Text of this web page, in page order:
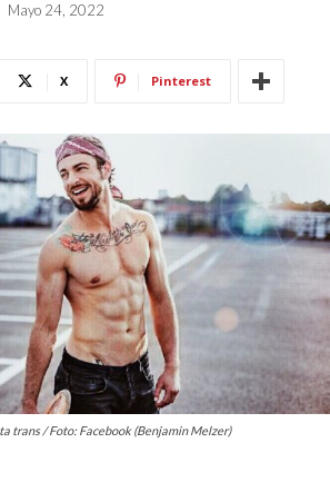
Mayo 24, 2022
X Pinterest
trans / Foto: Facebook (Benjamin Melzer)